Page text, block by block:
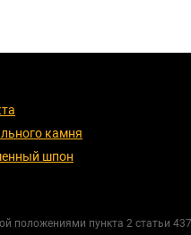
камня
шпон
пункта 2 статьи